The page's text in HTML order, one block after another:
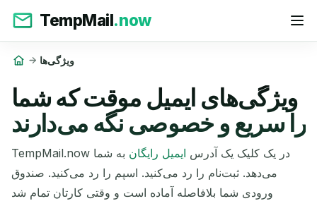
TempMail.now
ویژگی‌ها
ویژگی‌های ایمیل موقت که شما
را سریع و خصوصی نگه می‌دارند
TempMail.now در یک کلیک یک آدرس ایمیل رایگان به شما
می‌دهد. ثبت‌نام را رد می‌کنید. اسپم را رد می‌کنید. صندوق
ورودی شما بلافاصله آماده است و وقتی کارتان تمام شد